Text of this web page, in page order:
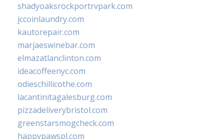
shadyoaksrockportrvpark.com
jccoinlaundry.com
kautorepair.com
marjaeswinebar.com
elmazatlanclinton.com
ideacoffeenyc.com
odieschillicothe.com
lacantinitagalesburg.com
pizzadeliverybristol.com
greenstarsmogcheck.com
happypawspl.com